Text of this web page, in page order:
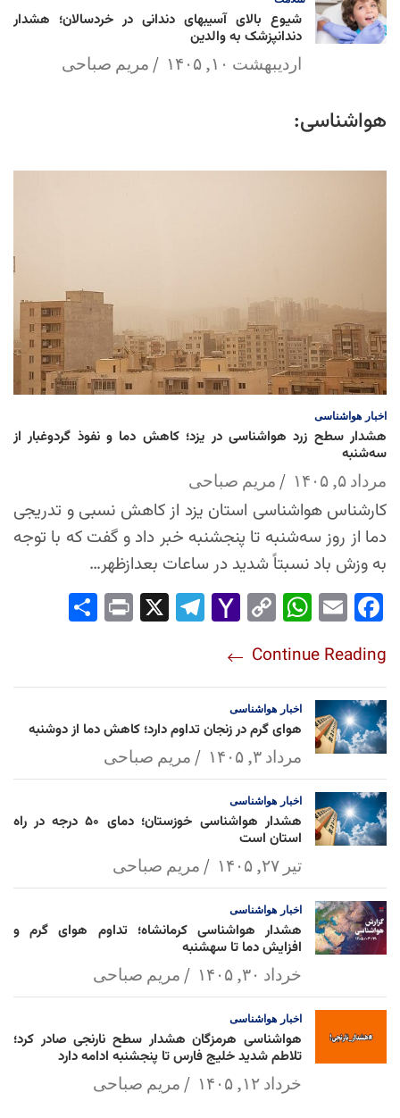
شیوع بالای آسیبهای دندانی در خردسالان؛ هشدار
دندانپزشک به والدین
اردیبهشت ۱۰, ۱۴۰۵ مریم صباحی
هواشناسی:
اخبار هواشناسی
هشدار سطح زرد هواشناسی در یزد؛ کاهش دما و نفوذ گردوغبار از
سه‌شنبه
مرداد ۵, ۱۴۰۵ مریم صباحی
کارشناس هواشناسی استان یزد از کاهش نسبی و تدریجی
دما از روز سه‌شنبه تا پنجشنبه خبر داد و گفت که با توجه
به وزش باد نسبتاً شدید در ساعات بعدازظهر…
Fac
ok
Em
Wh
Ap
p
Co
Lin
k
Yah
l
Tel
Pri
Continue Reading
اخبار هواشناسی
هوای گرم در زنجان تداوم دارد؛ کاهش دما از دوشنبه
مرداد ۳, ۱۴۰۵ مریم صباحی
اخبار هواشناسی
هشدار هواشناسی خوزستان؛ دمای ۵۰ درجه در راه
استان است
تیر ۲۷, ۱۴۰۵ مریم صباحی
اخبار هواشناسی
هشدار هواشناسی کرمانشاه؛ تداوم هوای گرم و
افزایش دما تا سهشنبه
خرداد ۳۰, ۱۴۰۵ مریم صباحی
اخبار هواشناسی
هواشناسی هرمزگان هشدار سطح نارنجی صادر کرد؛
تلاطم شدید خلیج فارس تا پنجشنبه ادامه دارد
خرداد ۱۲, ۱۴۰۵ مریم صباحی